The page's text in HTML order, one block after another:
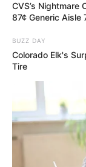
CVS’s Nightmare
87¢ Generic Aisle
BUZZ DAY
Colorado Elk's
Tire